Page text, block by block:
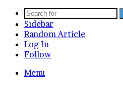
Sidebar
Random Article
Log In
Follow
Menu